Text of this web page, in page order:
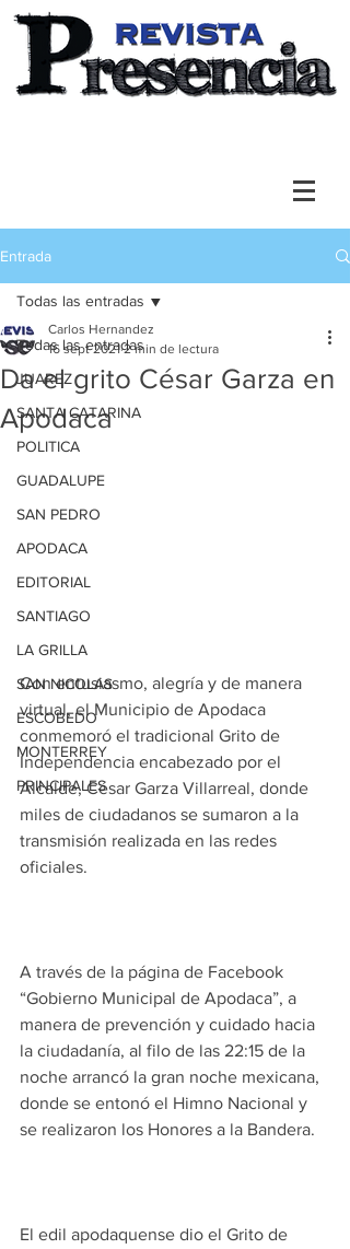
Entrada
Todas las entradas
JUAREZ
SANTA CATARINA
POLITICA
GUADALUPE
SAN PEDRO
APODACA
EDITORIAL
SANTIAGO
LA GRILLA
SAN NICOLAS
ESCOBEDO
MONTERREY
PRINCIPALES
Todas las entradas
Da el grito César Garza en
Apodaca
Carlos Hernandez
16 sept 2021 2 min de lectura
Con entusiasmo, alegría y de manera
virtual, el Municipio de Apodaca
conmemoró el tradicional Grito de
Independencia encabezado por el
Alcalde, César Garza Villarreal, donde
miles de ciudadanos se sumaron a la
transmisión realizada en las redes
oficiales.
A través de la página de Facebook
“Gobierno Municipal de Apodaca”, a
manera de prevención y cuidado hacia
la ciudadanía, al filo de las 22:15 de la
noche arrancó la gran noche mexicana,
donde se entonó el Himno Nacional y
se realizaron los Honores a la Bandera.
El edil apodaquense dio el Grito de